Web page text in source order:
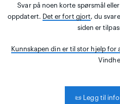
Svar på noen korte spørsmål
oppdatert. Det er fort gjort, du
siden er
Kunnskapen din er til stor hjelp for
📜 Legg til